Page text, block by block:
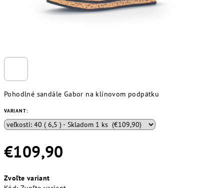
Pohodlné sandále Gabor na klínovom podpätku
VARIANT:
€109,90
cena:
Zvoľte variant